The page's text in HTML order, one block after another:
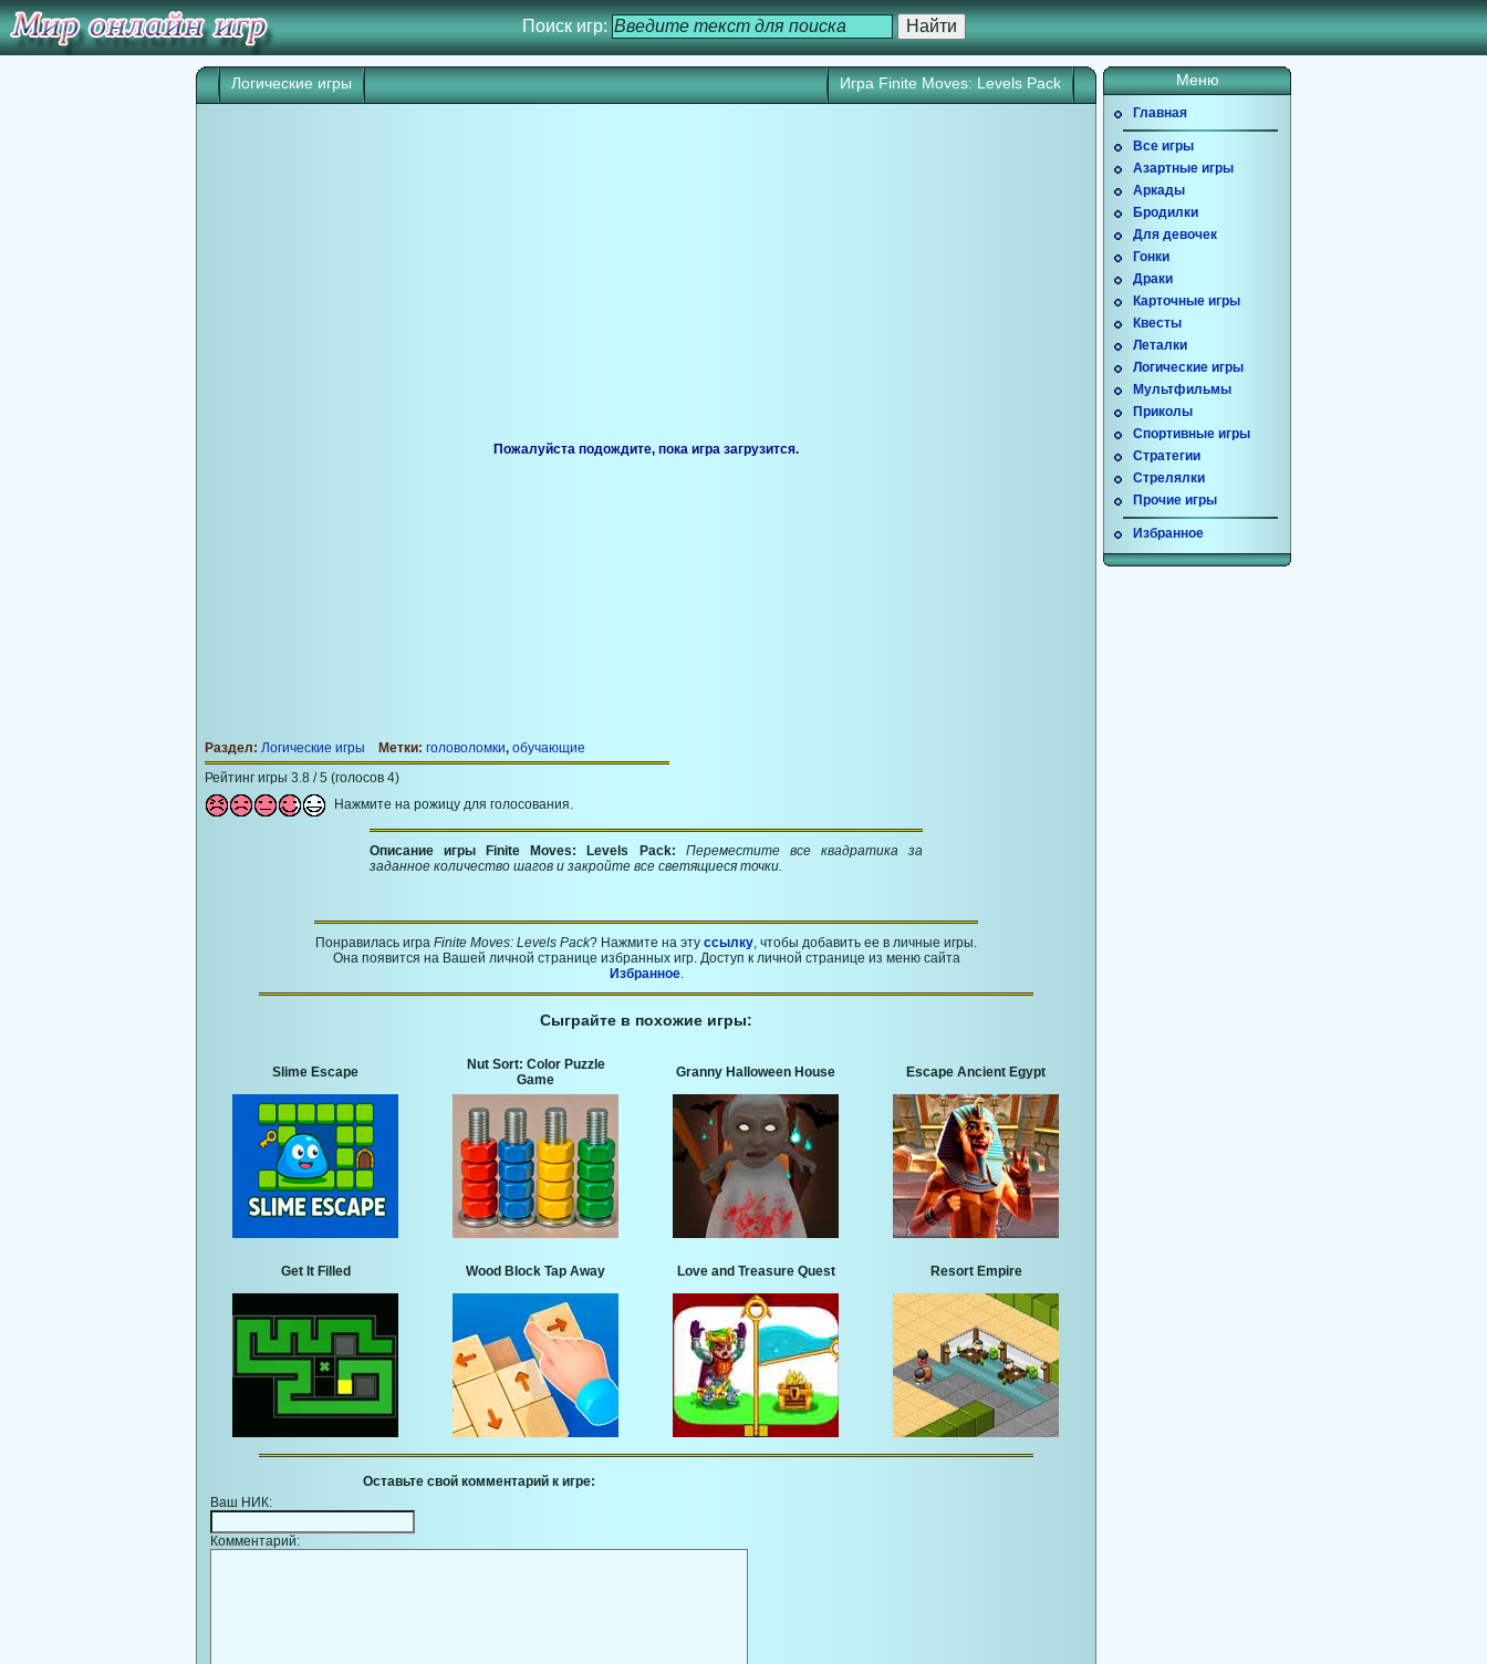
Поиск игр:
Игра Finite Moves: Levels Pack
Логические игры
Игра начнется через 25 сек. Кликните для запуска игры прямо сейчас.
Раздел: Логические игры Метки: головоломки, обучающие
Рейтинг игры 3.8 / 5 (голосов 4)
Нажмите на рожицу для голосования.
Описание игры Finite Moves: Levels Pack: Переместите все квадратика за
заданное количество шагов и закройте все светящиеся точки.
Понравилась игра Finite Moves: Levels Pack? Нажмите на эту ссылку, чтобы добавить ее в личные игры.
Она появится на Вашей личной странице избранных игр. Доступ к личной странице из меню сайта
Избранное.
Сыграйте в похожие игры:
Slime Escape
Nut Sort: Color Puzzle
Game
Granny Halloween House Escape Ancient Egypt
Get It Filled Wood Block Tap Away Love and Treasure Quest Resort Empire
Оставьте свой комментарий к игре:
Ваш НИК:
Комментарий:
Меню
Главная
Все игры
Азартные игры
Аркады
Бродилки
Для девочек
Гонки
Драки
Карточные игры
Квесты
Леталки
Логические игры
Мультфильмы
Приколы
Спортивные игры
Стратегии
Стрелялки
Прочие игры
Избранное